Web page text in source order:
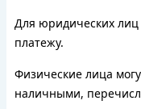
Для юридических лиц
платежу.
Физические лица
наличными,